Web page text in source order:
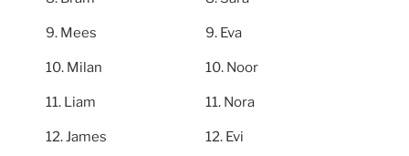
Mees
Milan
Liam
James
Eva
Noor
Nora
Evi